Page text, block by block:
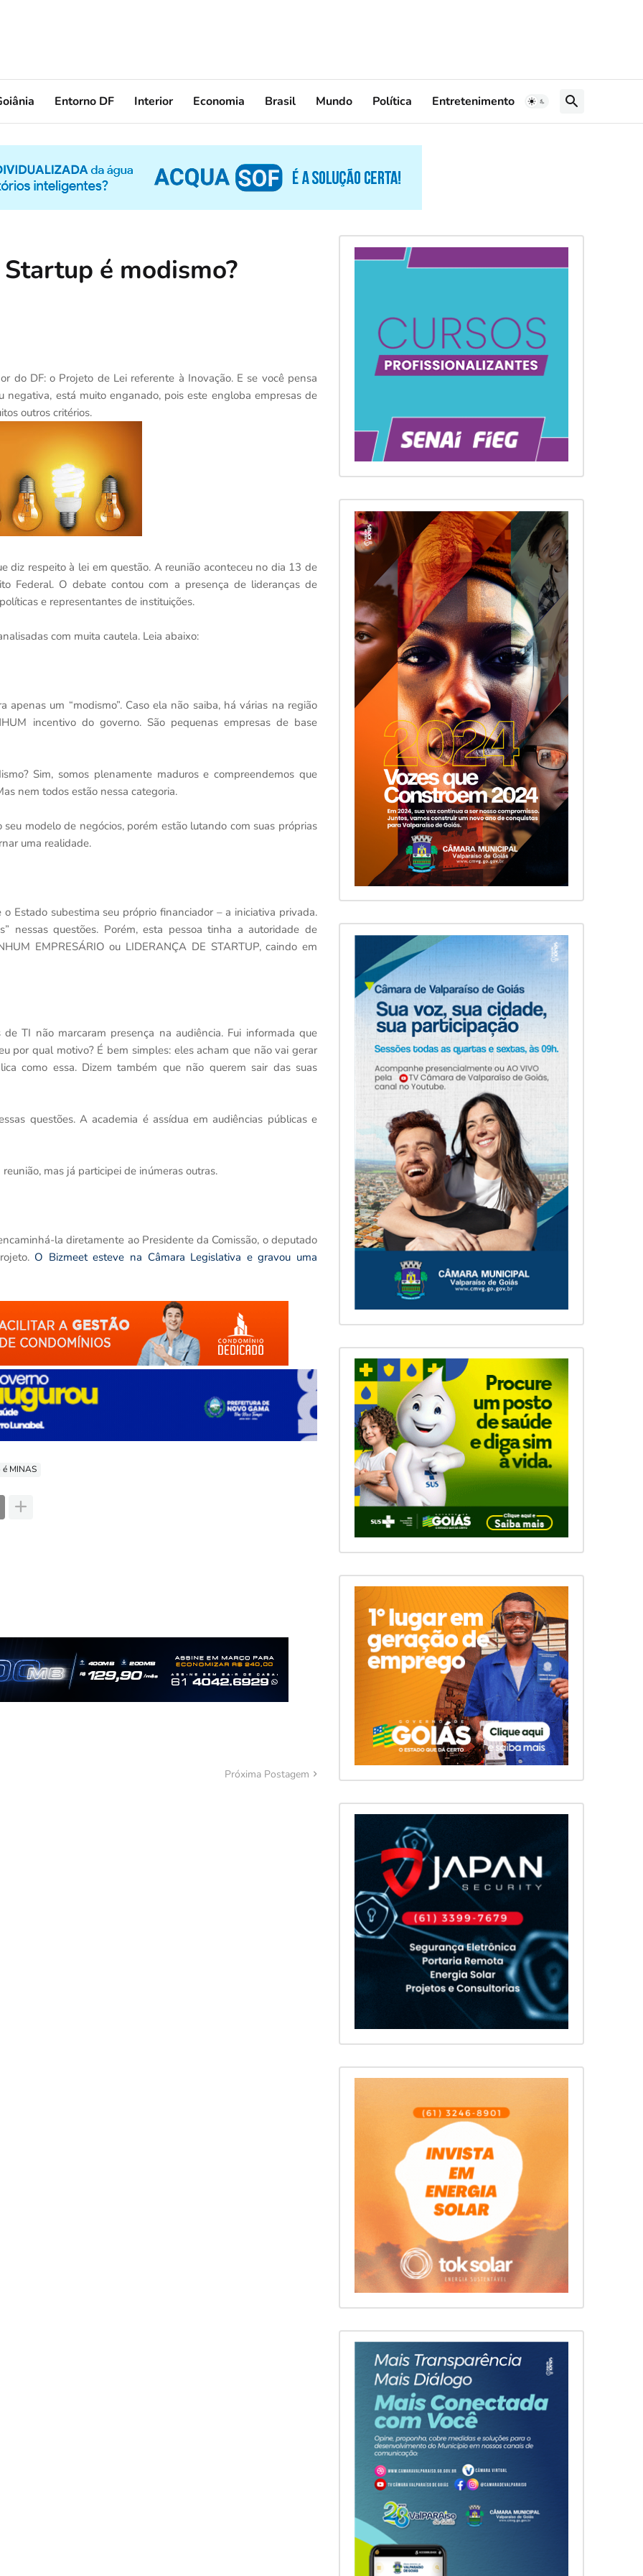
Entorno DF Interior Economia Brasil Mundo Política Entretenimento
é modismo?
do DF: o Projeto de Lei referente à Inovação. E se você pensa
está muito enganado, pois este engloba empresas de
outros critérios.
diz respeito à lei em questão. A reunião aconteceu no dia 13 de
Federal. O debate contou com a presença de lideranças de
e representantes de instituições.
com muita cautela. Leia abaixo:
um “modismo”. Caso ela não saiba, há várias na região
incentivo do governo. São pequenas empresas de base
Sim, somos plenamente maduros e compreendemos que
nem todos estão nessa categoria.
modelo de negócios, porém estão lutando com suas próprias
uma realidade.
Estado subestima seu próprio financiador – a iniciativa privada.
nessas questões. Porém, esta pessoa tinha a autoridade de
EMPRESÁRIO ou LIDERANÇA DE STARTUP, caindo em
TI não marcaram presença na audiência. Fui informada que
por qual motivo? É bem simples: eles acham que não vai gerar
como essa. Dizem também que não querem sair das suas
questões. A academia é assídua em audiências públicas e
mas já participei de inúmeras outras.
la diretamente ao Presidente da Comissão, o deputado
O Bizmeet esteve na Câmara Legislativa e gravou uma
é MINAS
Próxima Postagem